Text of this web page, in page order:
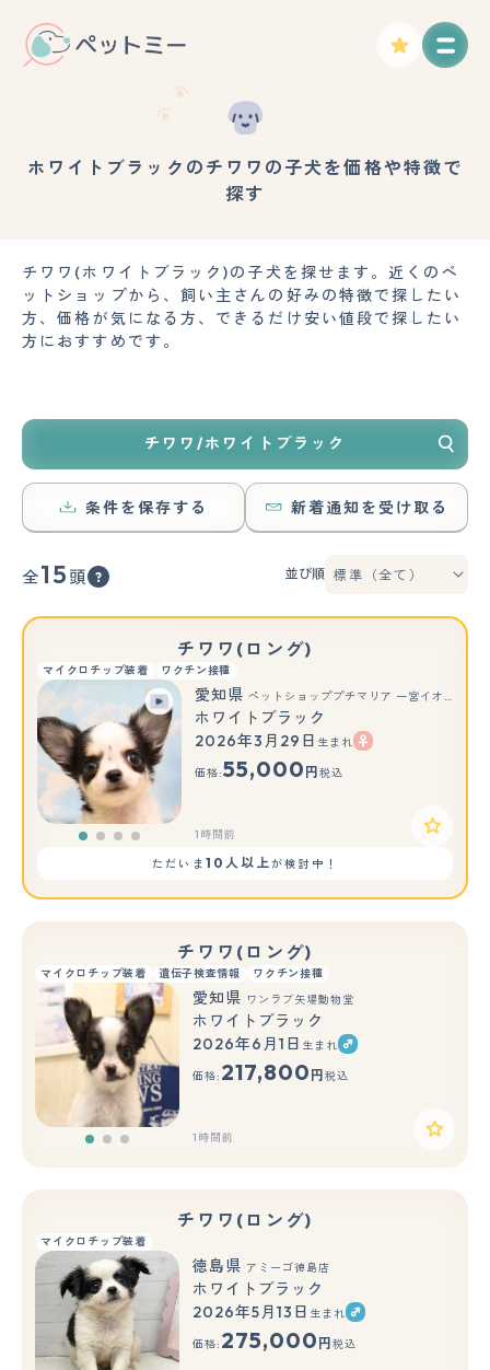
ホワイトブラックのチワワの子犬を価格や特徴で
探す
チワワ(ホワイトブラック)の子犬を探せます。近くのペ
ットショップから、飼い主さんの好みの特徴で探したい
方、価格が気になる方、できるだけ安い値段で探したい
方におすすめです。
チワワ/ホワイトブラック
条件を保存する 新着通知を受け取る
全15 頭 並び順
チワワ(ロング)
マイクロチップ装着 ワクチン接種
愛知県 ペットショッププチマリア 一宮イオンモール木曽川キリオ店
ホワイトブラック
2026年3月29日 生まれ
価格:55,000 円 税込
1時間前
ただいま 10人以上が検討中！
チワワ(ロング)
マイクロチップ装着 遺伝子検査情報 ワクチン接種
もっと見る
愛知県 ワンラブ矢場動物堂
ホワイトブラック
2026年6月1日 生まれ
価格: 217,800 円 税込
1時間前
チワワ(ロング)
マイクロチップ装着
もっと見る
徳島県 アミーゴ徳島店
ホワイトブラック
2026年5月13日 生まれ
価格: 275,000 円 税込